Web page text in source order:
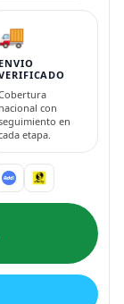
🚚
ENVIO
nacional con
en
etapa.